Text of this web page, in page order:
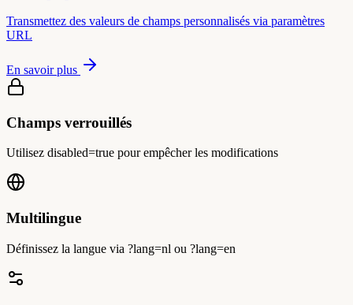
Transmettez des valeurs de champs personnalisés via paramètres
URL
En savoir plus
Champs verrouillés
Utilisez disabled=true pour empêcher les modifications
Multilingue
Définissez la langue via ?lang=nl ou ?lang=en